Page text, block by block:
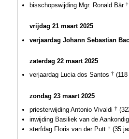
bisschopswijding Mgr. Ronald Bär †
vrijdag 21 maart 2025
verjaardag Johann Sebastian
zaterdag 22 maart 2025
verjaardag Lucia dos Santos †
zondag 23 maart 2025
priesterwijding Antonio Vivaldi †
inwijding Basiliek van de
sterfdag Floris van der Putt † (35